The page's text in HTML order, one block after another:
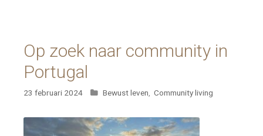
Op zoek naar community in
Portugal
23 februari 2024 Categorieën
Bewust leven, Community living